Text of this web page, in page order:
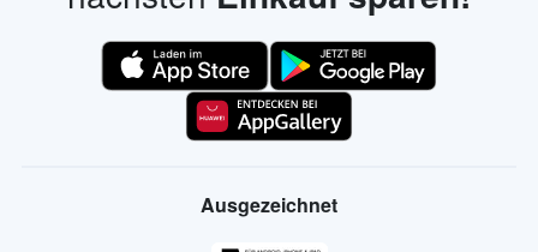
Ausgezeichnet